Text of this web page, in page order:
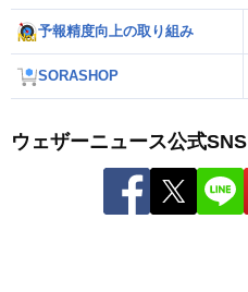
予報精度向上の取り組み
SORASHOP
ウェザーニュース公式SNS